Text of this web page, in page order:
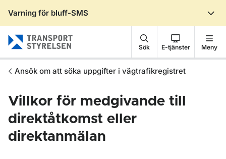
Varning för bluff-SMS
Sök E-tjänster Meny
Ansök om att söka uppgifter i vägtrafikregistret
Villkor för medgivande till
direktåtkomst eller
direktanmälan